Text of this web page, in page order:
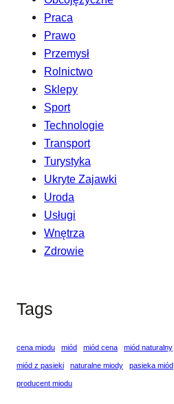
Praca
Prawo
Przemysł
Rolnictwo
Sklepy
Sport
Technologie
Transport
Turystyka
Ukryte Zajawki
Uroda
Usługi
Wnętrza
Zdrowie
Tags
cena miodu miód miód cena miód naturalny
miód z pasieki naturalne miody pasieka miód
producent miodu